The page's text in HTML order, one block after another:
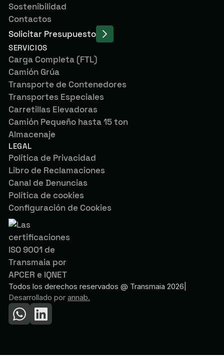
Sostenibilidad
Contactos
Solicitar Presupuesto
SERVICIOS
Carga Completa (FTL)
Camión Grúa
Transporte de Contenedores
Transportes Especiales
Carretillas Elevadoras
Camión Pequeño hasta 15 ton
Almacenaje
LEGAL
Política de Privacidad
Libro de Reclamaciones
Canal de Denuncias
Política de cookies
Configuración de Cookies
Todos los derechos reservados @ Transmaia 2026
Desarrollado porannab.